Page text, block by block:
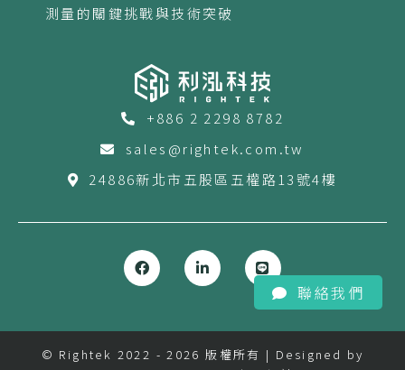
聯絡我們
測量的關鍵挑戰與技術突破
+886 2 2298 8782
sales@rightek.com.tw
24886新北市五股區五權路13號4樓
© Rightek 2022 - 2026 版權所有 | Designed by